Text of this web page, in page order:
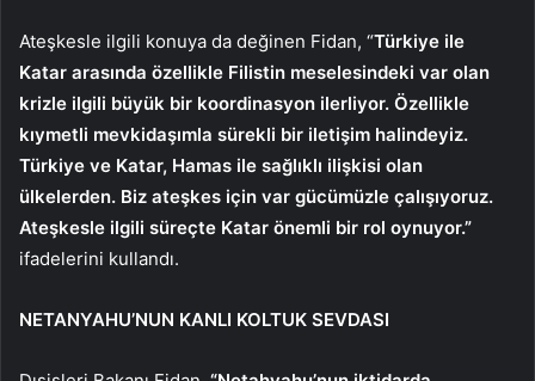
Ateşkesle ilgili konuya da değinen Fidan, “Türkiye ile
Katar arasında özellikle Filistin meselesindeki var olan
krizle ilgili büyük bir koordinasyon ilerliyor. Özellikle
kıymetli mevkidaşımla sürekli bir iletişim halindeyiz.
Türkiye ve Katar, Hamas ile sağlıklı ilişkisi olan
ülkelerden. Biz ateşkes için var gücümüzle çalışıyoruz.
Ateşkesle ilgili süreçte Katar önemli bir rol oynuyor.”
ifadelerini kullandı.
NETANYAHU’NUN KANLI KOLTUK SEVDASI